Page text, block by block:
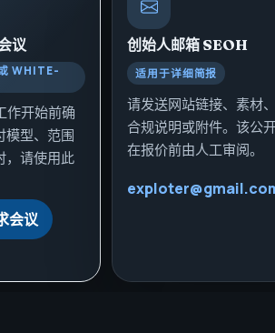
议
WHITE-
作开始前确
模型、范围
，请使用此
会议
创始人邮箱 SEOH
适用于详细简报
请发送网站链接、素材
合规说明或附件。该公
在报价前由人工审阅。